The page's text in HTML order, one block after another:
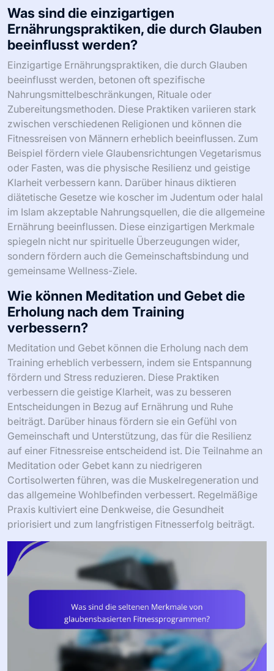
Was sind die einzigartigen
Ernährungspraktiken, die durch Glauben
beeinflusst werden?
Einzigartige Ernährungspraktiken, die durch Glauben
beeinflusst werden, betonen oft spezifische
Nahrungsmittelbeschränkungen, Rituale oder
Zubereitungsmethoden. Diese Praktiken variieren stark
zwischen verschiedenen Religionen und können die
Fitnessreisen von Männern erheblich beeinflussen. Zum
Beispiel fördern viele Glaubensrichtungen Vegetarismus
oder Fasten, was die physische Resilienz und geistige
Klarheit verbessern kann. Darüber hinaus diktieren
diätetische Gesetze wie koscher im Judentum oder halal
im Islam akzeptable Nahrungsquellen, die die allgemeine
Ernährung beeinflussen. Diese einzigartigen Merkmale
spiegeln nicht nur spirituelle Überzeugungen wider,
sondern fördern auch die Gemeinschaftsbindung und
gemeinsame Wellness-Ziele.
Wie können Meditation und Gebet die
Erholung nach dem Training
verbessern?
Meditation und Gebet können die Erholung nach dem
Training erheblich verbessern, indem sie Entspannung
fördern und Stress reduzieren. Diese Praktiken
verbessern die geistige Klarheit, was zu besseren
Entscheidungen in Bezug auf Ernährung und Ruhe
beiträgt. Darüber hinaus fördern sie ein Gefühl von
Gemeinschaft und Unterstützung, das für die Resilienz
auf einer Fitnessreise entscheidend ist. Die Teilnahme an
Meditation oder Gebet kann zu niedrigeren
Cortisolwerten führen, was die Muskelregeneration und
das allgemeine Wohlbefinden verbessert. Regelmäßige
Praxis kultiviert eine Denkweise, die Gesundheit
priorisiert und zum langfristigen Fitnesserfolg beiträgt.